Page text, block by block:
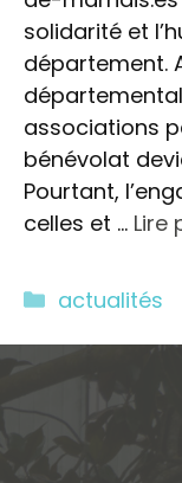
solidarité et
département.
associations
bénévolat
Pourtant,
celles et … Lire
Catégories
actualités